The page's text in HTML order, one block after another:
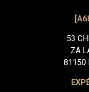
53
ZA
81150